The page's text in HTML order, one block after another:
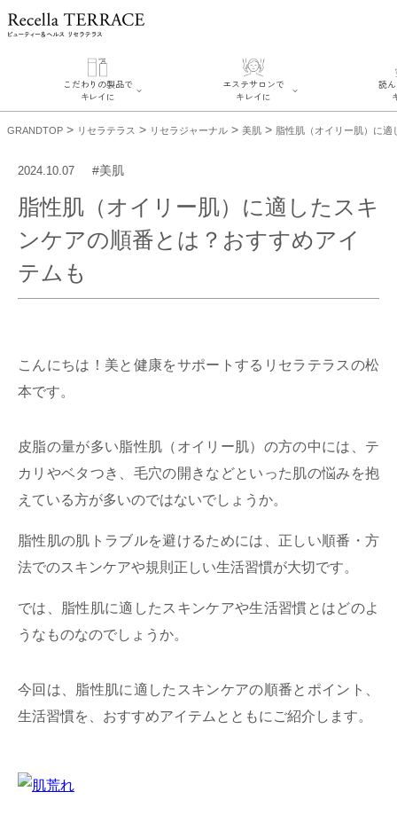
こだわりの製品で
キレイに
こだわりの製品でキレイに
て
について
エステサロンで
キレイに
ロンを探す
読
リセ
ニキビ 日
感肌
GRANDTOP > リセラテラス > リセラジャーナル > 美肌 > 脂性肌（オイリー肌）に
2024.10.07 #美肌
脂性肌（オイリー肌）に適したスキ
ンケアの順番とは？おすすめアイ
テムも
こんにちは！美と健康をサポートするリセラテラスの松
本です。
皮脂の量が多い脂性肌（オイリー肌）の方の中には、テ
カリやベタつき、毛穴の開きなどといった肌の悩みを抱
えている方が多いのではないでしょうか。
脂性肌の肌トラブルを避けるためには、正しい順番・方
法でのスキンケアや規則正しい生活習慣が大切です。
では、脂性肌に適したスキンケアや生活習慣とはどのよ
うなものなのでしょうか。
今回は、脂性肌に適したスキンケアの順番とポイント、
生活習慣を、おすすめアイテムとともにご紹介します。